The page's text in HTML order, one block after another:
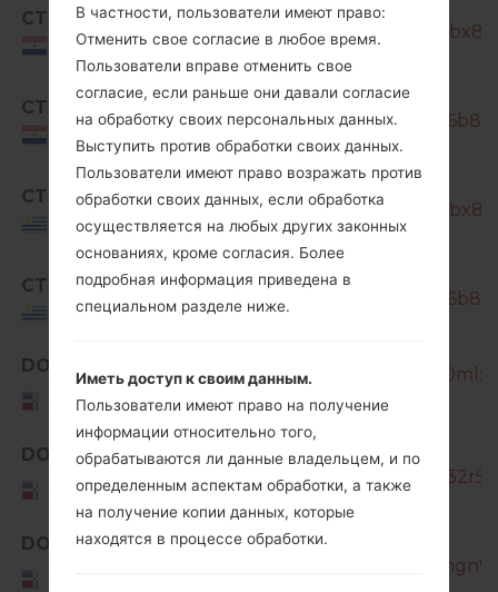
CTP
Paraguay
SM-
CTP
Paraguay
SM-
CTU
Uruguay
SM-
CTU
Uruguay
SM-
DOR
Dominican
Republic
SM-
DOR
Dominican
SM-
DOR
SM-
В частности, пользователи имеют право:
Отменить свое согласие в любое время.
Пользователи вправе отменить свое
согласие, если раньше они давали согласие
на обработку своих персональных данных.
Выступить против обработки своих данных.
Пользователи имеют право возражать против
обработки своих данных, если обработка
осуществляется на любых других законных
основаниях, кроме согласия. Более
подробная информация приведена в
специальном разделе ниже.
Иметь доступ к своим данным.
Пользователи имеют право на получение
информации относительно того,
обрабатываются ли данные владельцем, и по
определенным аспектам обработки, а также
на получение копии данных, которые
находятся в процессе обработки.